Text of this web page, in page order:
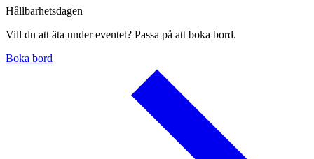
Hållbarhetsdagen
Vill du att äta under eventet? Passa på att boka bord.
Boka bord